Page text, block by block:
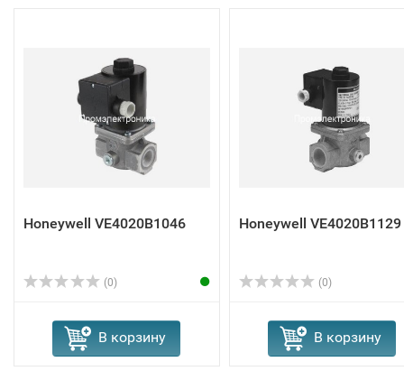
Honeywell VE4020B1046
(0)
В корзину
Honeywell VE4020B1129
(0)
В корзину